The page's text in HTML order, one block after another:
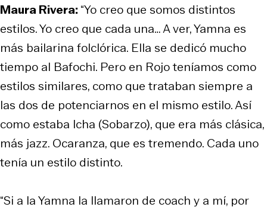
Maura Rivera:“Yo creo que somos distintos
estilos. Yo creo que cada una… A ver, Yamna es
más bailarina folclórica. Ella se dedicó mucho
tiempo al Bafochi. Pero en Rojo teníamos como
estilos similares, como que trataban siempre a
las dos de potenciarnos en el mismo estilo. Así
como estaba Icha (Sobarzo), que era más clásica,
más jazz. Ocaranza, que es tremendo. Cada uno
tenía un estilo distinto.
“Si a la Yamna la llamaron de coach y a mí, por